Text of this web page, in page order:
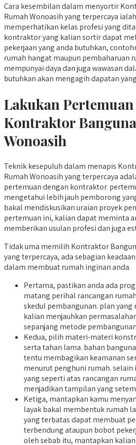
Cara kesembilan dalam menyortir
Rumah Wonoasih yang terpercaya
memperhatikan kelas profesi yang
kontraktor yang kalian sortir dapat
pekerjaan yang anda butuhkan,
rumah hangat maupun pembaharuan
mempunyai daya dan juga wawasan
butuhkan akan mengagih dapatan
Lakukan
Kontraktor
Wonoasih
Teknik kesepuluh dalam menapis
Rumah Wonoasih yang terpercaya
pertemuan dengan kontraktor.
mengetahui lebih jauh pemborong
bakal mendiskusikan uraian proyek
pertemuan ini, kalian dapat meminta
memberikan usulan profesi dan juga
Tidak uma memilih Kontraktor
yang terpercaya, ada sebagian
dalam membuat rumah inginan anda.
Pertama, pastikan anda ada
matang perihal rancangan
skedul pembangunan. plan
kalian menjauhkan
sepanjang metode
Kedua, pilih materi-materi
serta tahan lama. bahan
tentu membagikan keamanan
menurut penghuni rumah.
yang seperti atas rancangan
menjadikan tampilan yang
Ketiga, mantapkan kamu
layak bakal membentuk rumah
yang terbatas dapat membuat
terbendung ataupun bobot
oleh sebab itu, mantapkan